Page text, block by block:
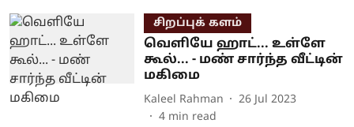
சிறப்புக் களம்
வெளியே ஹாட்... உள்ளே
கூல்... - மண் சார்ந்த வீட்டின்
மகிமை
Kaleel Rahman
26 Jul 2023
4 min read